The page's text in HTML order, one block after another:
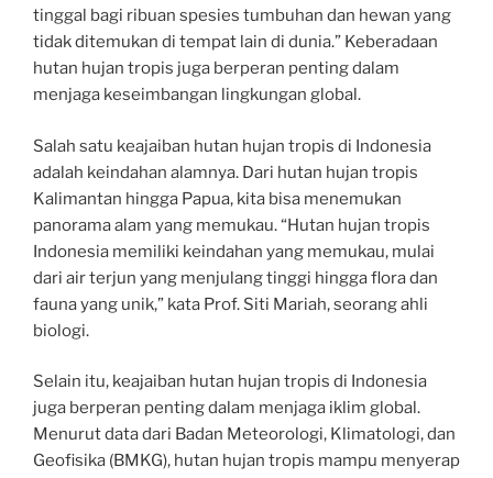
tinggal bagi ribuan spesies tumbuhan dan hewan yang
tidak ditemukan di tempat lain di dunia.” Keberadaan
hutan hujan tropis juga berperan penting dalam
menjaga keseimbangan lingkungan global.
Salah satu keajaiban hutan hujan tropis di Indonesia
adalah keindahan alamnya. Dari hutan hujan tropis
Kalimantan hingga Papua, kita bisa menemukan
panorama alam yang memukau. “Hutan hujan tropis
Indonesia memiliki keindahan yang memukau, mulai
dari air terjun yang menjulang tinggi hingga flora dan
fauna yang unik,” kata Prof. Siti Mariah, seorang ahli
biologi.
Selain itu, keajaiban hutan hujan tropis di Indonesia
juga berperan penting dalam menjaga iklim global.
Menurut data dari Badan Meteorologi, Klimatologi, dan
Geofisika (BMKG), hutan hujan tropis mampu menyerap